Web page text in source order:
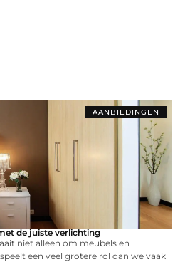
AANBIEDINGEN
de juiste verlichting
niet alleen om meubels en
een veel grotere rol dan we vaak